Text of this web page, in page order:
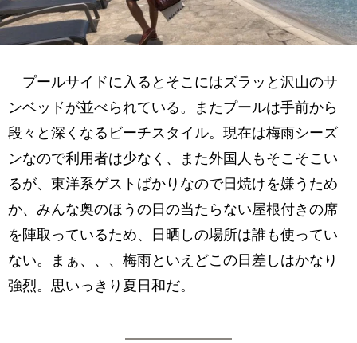
プールサイドに入るとそこにはズラッと沢山のサ
ンベッドが並べられている。またプールは手前から
段々と深くなるビーチスタイル。現在は梅雨シーズ
ンなので利用者は少なく、また外国人もそこそこい
るが、東洋系ゲストばかりなので日焼けを嫌うため
か、みんな奥のほうの日の当たらない屋根付きの席
を陣取っているため、日晒しの場所は誰も使ってい
ない。まぁ、、、梅雨といえどこの日差しはかなり
強烈。思いっきり夏日和だ。